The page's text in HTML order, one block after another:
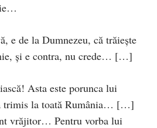
e de la Dumnezeu, că trăieşte
şi e contra, nu crede… […]
Asta este porunca lui
trimis la toată Rumânia… […]
vrăjitor… Pentru vorba lui